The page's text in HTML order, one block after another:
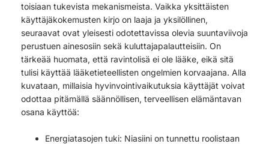
toisiaan tukevista mekanismeista. Vaikka yksittäisten
käyttäjäkokemusten kirjo on laaja ja yksilöllinen,
seuraavat ovat yleisesti odotettavissa olevia suuntaviivoja
perustuen ainesosiin sekä kuluttajapalautteisiin. On
tärkeää huomata, että ravintolisä ei ole lääke, eikä sitä
tulisi käyttää lääketieteellisten ongelmien korvaajana. Alla
kuvataan, millaisia hyvinvointivaikutuksia käyttäjät voivat
odottaa pitämällä säännöllisen, terveellisen elämäntavan
osana käyttöä:
Energiatasojen tuki: Niasiini on tunnettu roolistaan